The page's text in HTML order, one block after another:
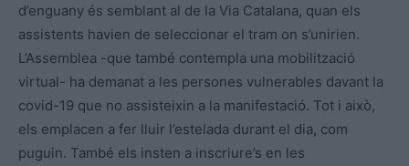
d’enguany és semblant al de la Via Catalana, quan els
assistents havien de seleccionar el tram on s’unirien.
L’Assemblea -que també contempla una mobilització
virtual- ha demanat a les persones vulnerables davant la
covid-19 que no assisteixin a la manifestació. Tot i això,
els emplacen a fer lluir l’estelada durant el dia, com
puguin. També els insten a inscriure’s en les